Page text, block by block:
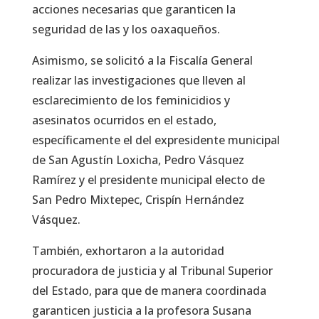
acciones necesarias que garanticen la
seguridad de las y los oaxaqueños.
Asimismo, se solicitó a la Fiscalía General
realizar las investigaciones que lleven al
esclarecimiento de los feminicidios y
asesinatos ocurridos en el estado,
específicamente el del expresidente municipal
de San Agustín Loxicha, Pedro Vásquez
Ramírez y el presidente municipal electo de
San Pedro Mixtepec, Crispín Hernández
Vásquez.
También, exhortaron a la autoridad
procuradora de justicia y al Tribunal Superior
del Estado, para que de manera coordinada
garanticen justicia a la profesora Susana